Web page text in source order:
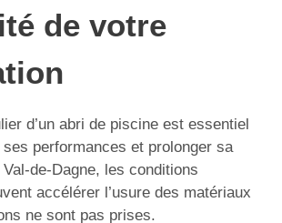
de votre
d’un abri de piscine est essentiel
performances et prolonger sa
de-Dagne, les conditions
accélérer l’usure des matériaux
ne sont pas prises.